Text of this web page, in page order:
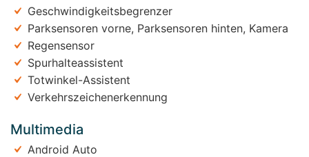
Geschwindigkeitsbegrenzer
Parksensoren vorne, Parksensoren hinten, Kamera
Regensensor
Spurhalteassistent
Totwinkel-Assistent
Verkehrszeichenerkennung
Multimedia
Android Auto